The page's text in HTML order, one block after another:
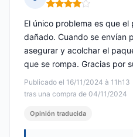
Nota: 4 de 5
Publicado el 16/11/2024 à 11h13
tras una compra de 04/11/2024
El único problema es que
dañado. Cuando se envían
asegurar y acolchar el
que se rompa. Gracias por
Opinión traducida